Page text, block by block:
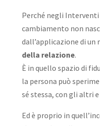
Perché negli
cambiamento non
dall’applicazione di un
della relazione.
È in quello spazio di
la persona può
sé stessa, con gli altri
Ed è proprio in